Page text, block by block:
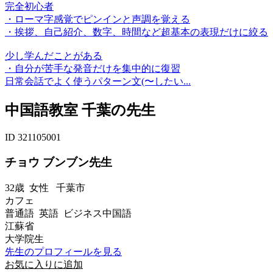
完全初心者
・ローマ字感覚でピンインと声調を覚える
・挨拶、自己紹介、数字、時間など超基本の表現だけに絞る
少し学んだことがある
・自分が苦手な発音だけを集中的に復習
日常会話でよく使うパターン文(〜したい...
中国語教室 千葉の先生
ID 321105001
チョウ ブンブン先生
32歳 女性 千葉市
カフェ
普通語 英語 ビジネス中国語
江蘇省
大学院生
先生のプロフィールを見る
お気に入りに追加